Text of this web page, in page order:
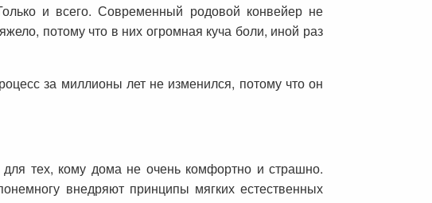
и всего. Современный родовой конвейер не
потому что в них огромная куча боли, иной раз
за миллионы лет не изменился, потому что он
тех, кому дома не очень комфортно и страшно.
внедряют принципы мягких естественных